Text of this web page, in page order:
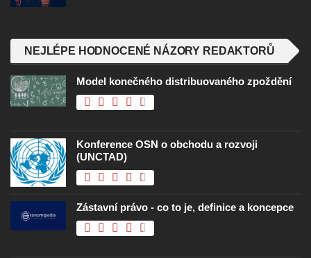
NEJLÉPE HODNOCENÉ NÁZORY REDAKTORŮ
Model konečného distribuovaného zpoždění
Konference OSN o obchodu a rozvoji
(UNCTAD)
Zástavní právo - co to je, definice a koncepce